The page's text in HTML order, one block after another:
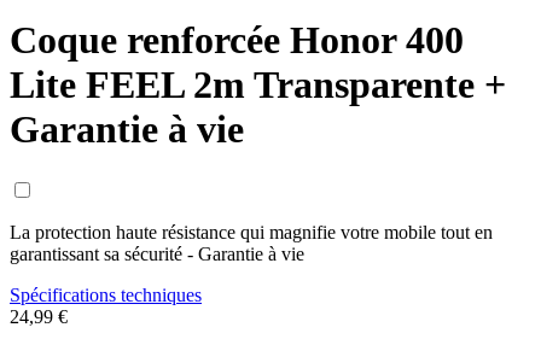
Coque renforcée Honor 400
Lite FEEL 2m Transparente +
Garantie à vie
La protection haute résistance qui magnifie votre mobile tout en
garantissant sa sécurité - Garantie à vie
Spécifications techniques
24,99 €